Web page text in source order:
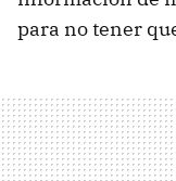
para no tener